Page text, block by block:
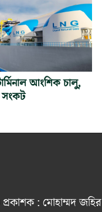
আংশিক চালু,
সংকট
: মোহাম্মদ জহির